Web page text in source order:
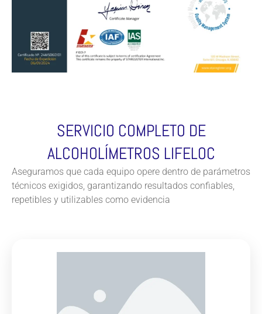
SERVICIO COMPLETO DE
ALCOHOLÍMETROS LIFELOC
Aseguramos que cada equipo opere dentro de parámetros
técnicos exigidos, garantizando resultados confiables,
repetibles y utilizables como evidencia